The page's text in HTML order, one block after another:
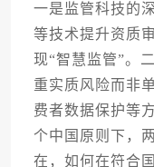
一是监管科技的
等技术提升资质
现“智慧监管”。
重实质风险而非
费者数据保护等
个中国原则下，
在，如何在符合